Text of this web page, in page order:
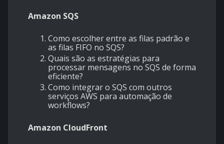
Amazon SQS
Como escolher entre as filas padrão e
as filas FIFO no SQS?
Quais são as estratégias para
processar mensagens no SQS de forma
eficiente?
Como integrar o SQS com outros
serviços AWS para automação de
workflows?
Amazon CloudFront